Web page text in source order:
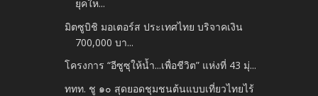
ยุคให...
มิตซูบิชิ มอเตอร์ส ประเทศไทย บริจาคเงิน
700,000 บา...
โครงการ “อีซูซุให้น้ำ...เพื่อชีวิต” แห่งที่ 43 มุ่...
ททท. ชู ๑๐ สุดยอดชุมชนต้นแบบเที่ยวไทยไร้